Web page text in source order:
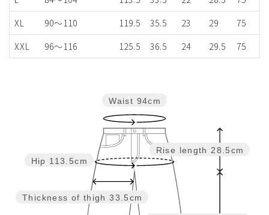
XL
90～110 119.5 35.5 23 29
75
XXL
96～116 125.5 36.5 24 29.5 75
Rise length 28.5cm
Thickness of thigh 33.5cm
Hip 113.5cm
Waist 94cm